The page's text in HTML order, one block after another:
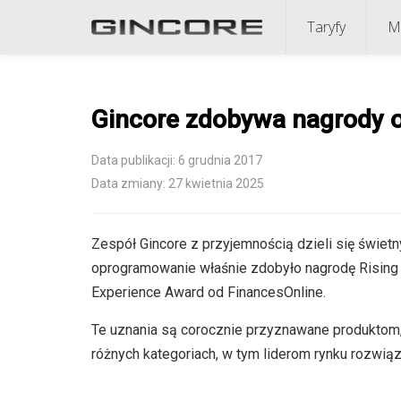
Taryfy
Gincore zdobywa nagrody
Data publikacji: 6 grudnia 2017
Data zmiany: 27 kwietnia 2025
Zespół Gincore z przyjemnością dzieli się
oprogramowanie właśnie zdobyło nagrodę
Experience Award od FinancesOnline.
Te uznania są corocznie przyznawane
różnych kategoriach, w tym liderom rynku